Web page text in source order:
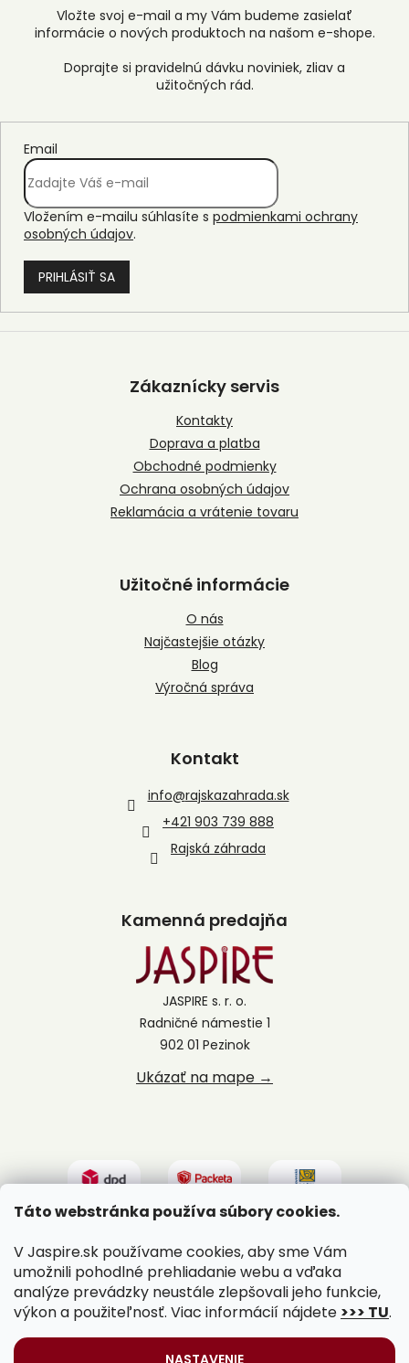
Táto webstránka používa súbory cookies.
V Jaspire.sk používame cookies, aby sme Vám
umožnili pohodlné prehliadanie webu a vďaka
analýze prevádzky neustále zlepšovali jeho funkcie,
výkon a použiteľnosť. Viac informácií nájdete >>> TU.
NASTAVENIE
Vložte svoj e-mail a my Vám budeme zasielať
informácie o nových produktoch na našom e-shope.
Email
Vložením e-mailu súhlasíte s podmienkami ochrany
osobných údajov.
PRIHLÁSIŤ SA
Z
Zákaznícky servis
Kontakty
Doprava a platba
Obchodné podmienky
Ochrana osobných údajov
Reklamácia a vrátenie tovaru
Užitočné informácie
O nás
Najčastejšie otázky
Blog
Výročná správa
Kontakt
info@rajskazahrada.sk
+421 903 739 888
Rajská záhrada
Kamenná predajňa
JASPIRE s. r. o.
Radničné námestie 1
902 01 Pezinok
Ukázať na mape →